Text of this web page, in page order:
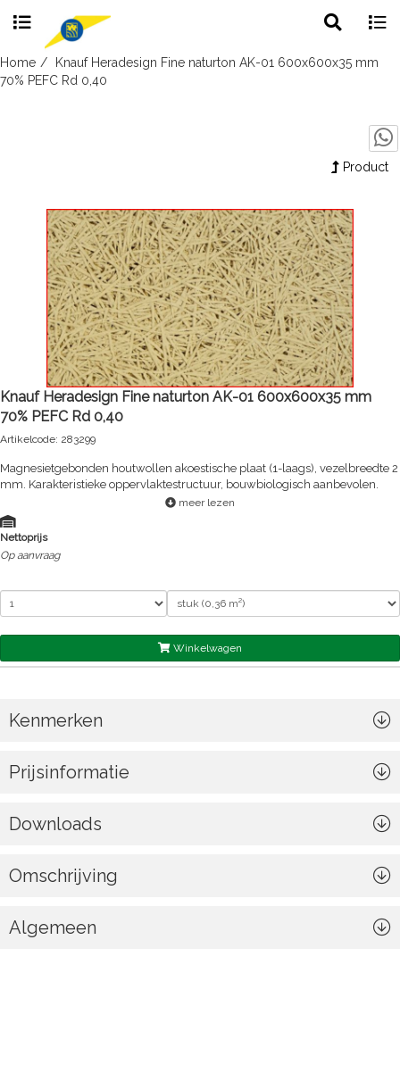
Skip
to
search
Home
Knauf Heradesign Fine naturton AK-01 600x600x35 mm
70% PEFC Rd 0,40
Product
Knauf Heradesign Fine naturton AK-01 600x600x35 mm
70% PEFC Rd 0,40
Artikelcode: 283299
Magnesietgebonden houtwollen akoestische plaat (1-laags), vezelbreedte 2
mm. Karakteristieke oppervlaktestructuur, bouwbiologisch aanbevolen.
meer lezen
Nettoprijs
Op aanvraag
Winkelwagen
Kenmerken
Prijsinformatie
Downloads
Omschrijving
Algemeen